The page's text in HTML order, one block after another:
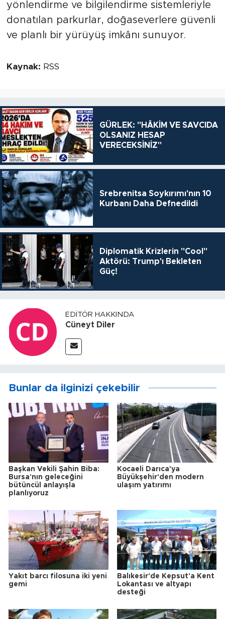
yönlendirme ve bilgilendirme sistemleriyle
donatılan parkurlar, doğaseverlere güvenli
ve planlı bir yürüyüş imkânı sunuyor.
Kaynak: RSS
GÜRLEK: "HÂKİM VE SAVCIDA
OLSANIZ HESAP
VERECEKSİNİZ"
Srebrenitsa Soykırımı'nın 10
Kurbanı Daha Defnedildi
Diplomatik Krizlerin "Cool"
Aktörü: Trump'ı Bekleten
Güç!
EDITÖR HAKKINDA
Cüneyt Diler
Bunlar da ilginizi çekebilir
Başkan Vekili Şahin Biba:
Bursa'nın geleceğini
bütüncül anlayışla
planlıyoruz
Kocaeli Darıca'ya
Büyükşehir'den modern
ulaşım yatırımı
Yakıt barcı filosuna iki yeni
gemi
Balıkesir'de Kepsut'a Kent
Lokantası ve altyapı
desteği